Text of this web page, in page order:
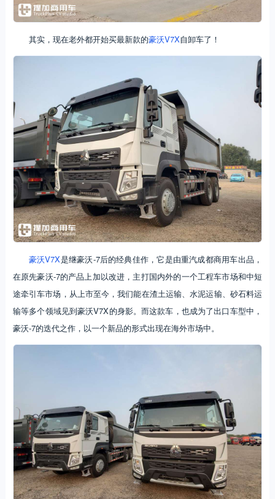
其实，现在老外都开始买最新款的豪沃V7X自卸车了！
豪沃V7X是继豪沃-7后的经典佳作，它是由重汽成都商用车出品，
在原先豪沃-7的产品上加以改进，主打国内外的一个工程车市场和中短
途牵引车市场，从上市至今，我们能在渣土运输、水泥运输、砂石料运
输等多个领域见到豪沃V7X的身影。而这款车，也成为了出口车型中，
豪沃-7的迭代之作，以一个新品的形式出现在海外市场中。